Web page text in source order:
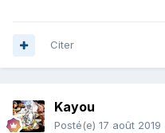
Citer
Kayou
Posté(e) 17 août 2019